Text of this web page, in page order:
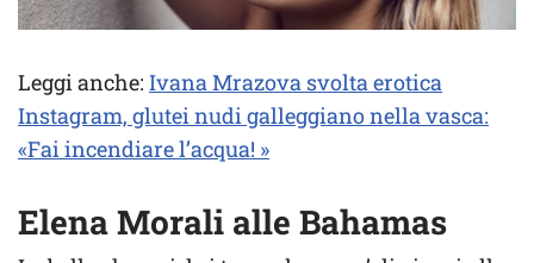
Leggi anche: Ivana Mrazova svolta erotica
Instagram, glutei nudi galleggiano nella vasca:
«Fai incendiare l’acqua! »
Elena Morali alle Bahamas